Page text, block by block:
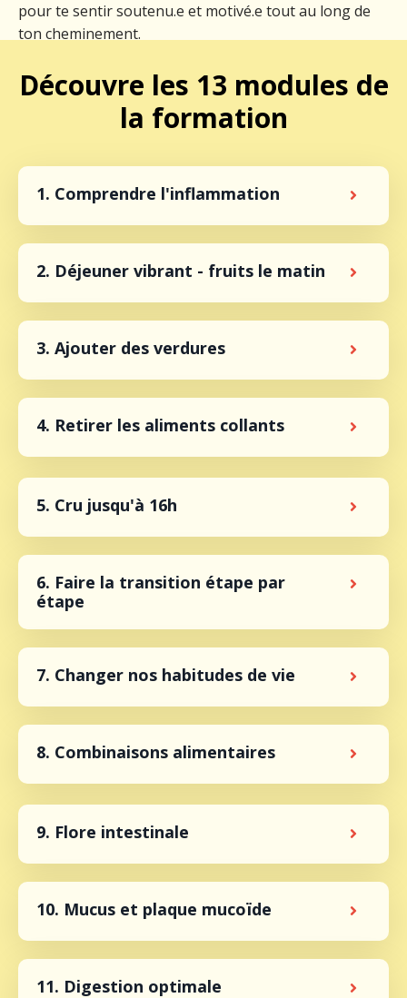
pour te sentir soutenu.e et motivé.e tout au long de
ton cheminement.
Découvre les 13 modules de
la formation
1. Comprendre l'inflammation
2. Déjeuner vibrant - fruits le matin
3. Ajouter des verdures
4. Retirer les aliments collants
5. Cru jusqu'à 16h
6. Faire la transition étape par
étape
7. Changer nos habitudes de vie
8. Combinaisons alimentaires
9. Flore intestinale
10. Mucus et plaque mucoïde
11. Digestion optimale